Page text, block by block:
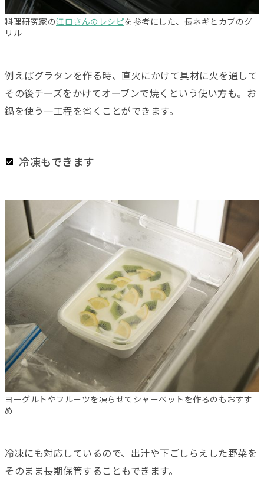
料理研究家の江口さんのレシピを参考にした、長ネギとカブのグ
リル
例えばグラタンを作る時、直火にかけて具材に火を通して
その後チーズをかけてオーブンで焼くという使い方も。お
鍋を使う一工程を省くことができます。
冷凍もできます
ヨーグルトやフルーツを凍らせてシャーベットを作るのもおすす
め
冷凍にも対応しているので、出汁や下ごしらえした野菜を
そのまま長期保管することもできます。